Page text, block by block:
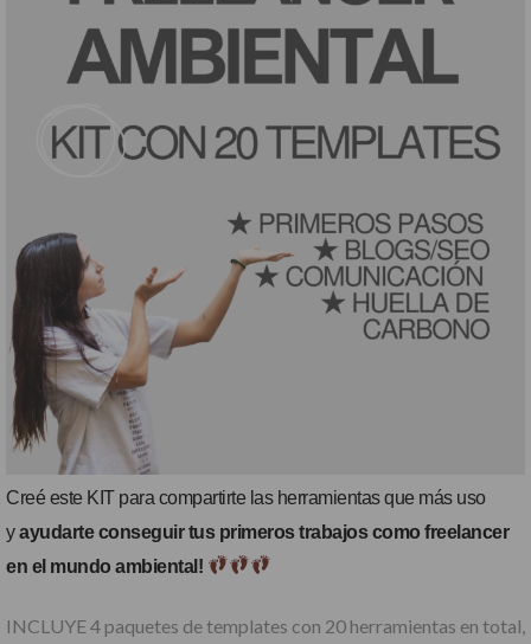
Creé este KIT para compartirte las herramientas que más uso
yayudarte conseguir tus primeros trabajos como freelancer
en el mundo ambiental!
INCLUYE 4 paquetes de templates con 20 herramientas en total,